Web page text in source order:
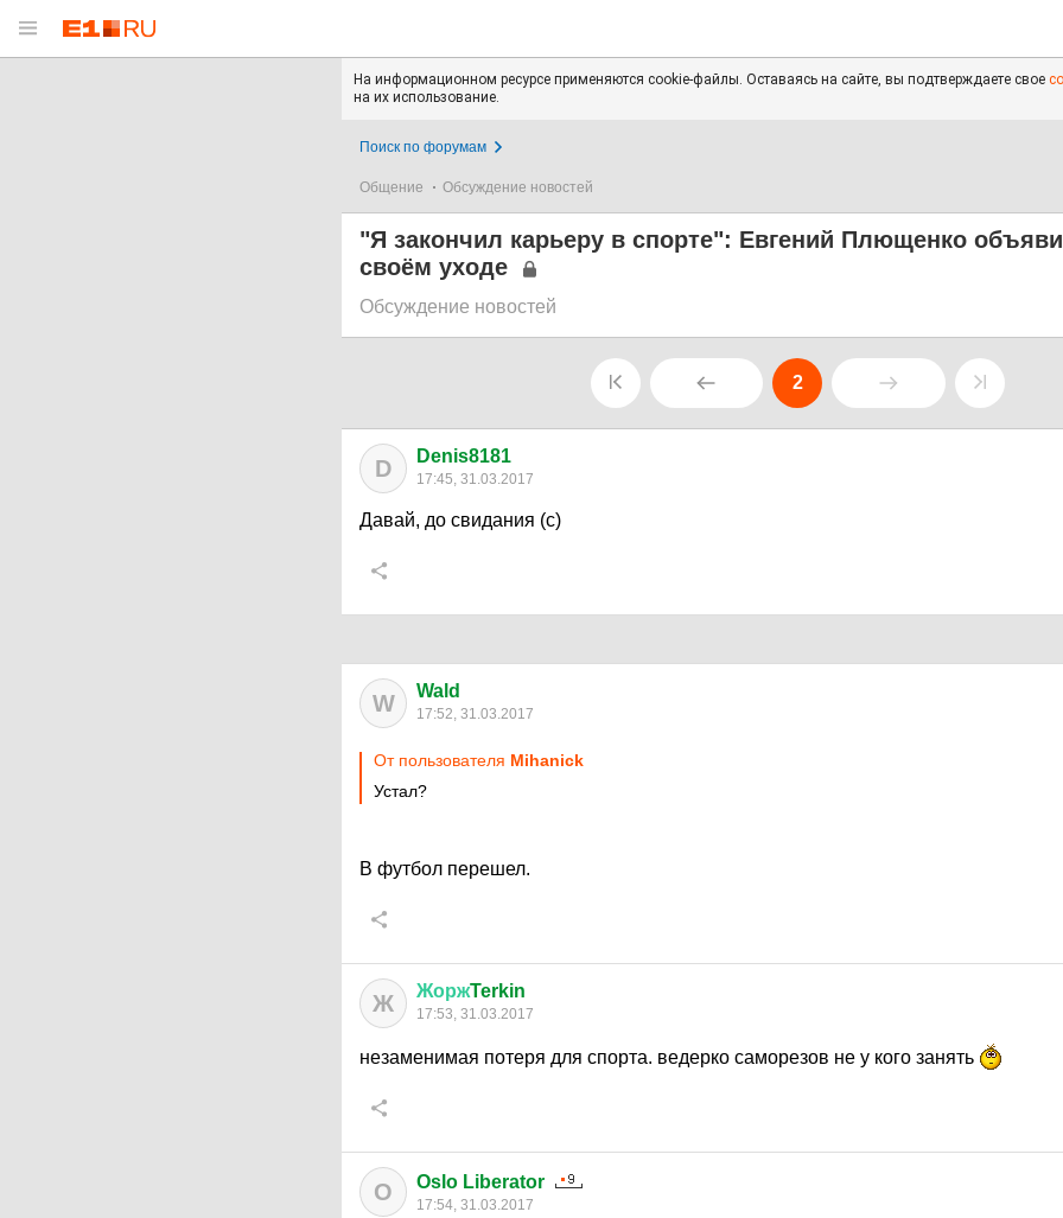
На информационном ресурсе применяются cookie-файлы. Оставаясь на сайте, вы подтверждаете свое
на их использование.
Поиск по форумам
Общение Обсуждение новостей
"Я закончил карьеру в спорте": Евгений Плющенко
своём уходе
Обсуждение новостей
2
D Denis8181
17:45, 31.03.2017
Давай, до свидания (с)
W Wald
17:52, 31.03.2017
От пользователя Mihanick
Устал?
В футбол перешел.
Ж ЖоржTerkin
17:53, 31.03.2017
незаменимая потеря для спорта. ведерко саморезов не у кого занять
O Oslo Liberator
17:54, 31.03.2017